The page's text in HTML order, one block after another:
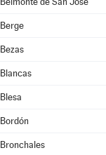
Berge
Bezas
Blancas
Blesa
Bordón
Bronchales